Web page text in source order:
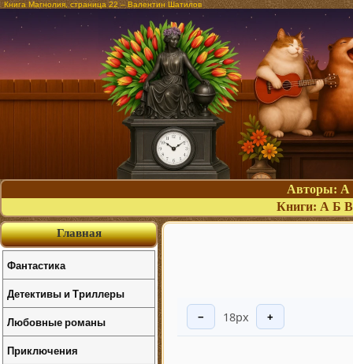
Книга Магнолия, страница 22 – Валентин Шатилов
Авторы: А
Книги: А Б В
− 18px +
Главная
Фантастика
Детективы и Триллеры
Любовные романы
Приключения